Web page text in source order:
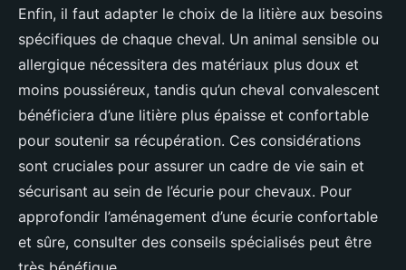
Enfin, il faut adapter le choix de la litière aux besoins
spécifiques de chaque cheval. Un animal sensible ou
allergique nécessitera des matériaux plus doux et
moins poussiéreux, tandis qu’un cheval convalescent
bénéficiera d’une litière plus épaisse et confortable
pour soutenir sa récupération. Ces considérations
sont cruciales pour assurer un cadre de vie sain et
sécurisant au sein de l’écurie pour chevaux. Pour
approfondir l’aménagement d’une écurie confortable
et sûre, consulter des conseils spécialisés peut être